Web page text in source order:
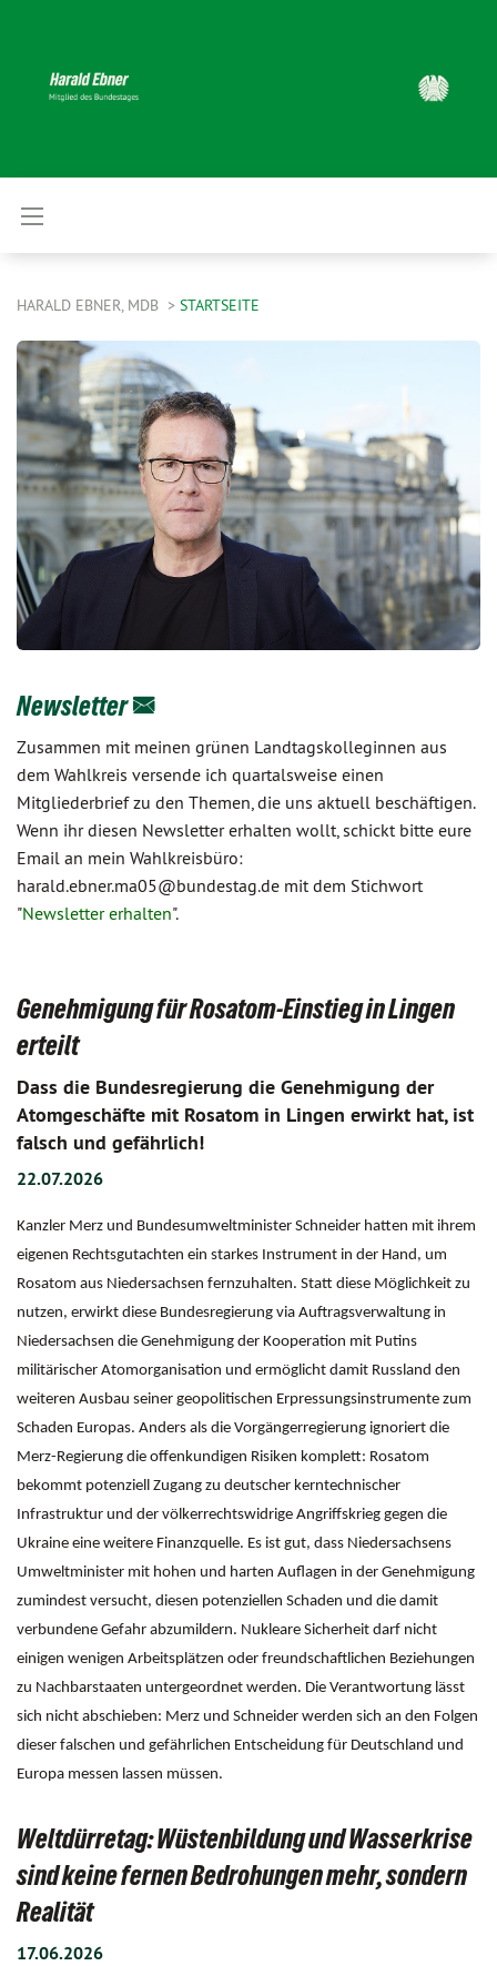
HARALD EBNER, MDB STARTSEITE
Newsletter
Zusammen mit meinen grünen Landtagskolleginnen aus
dem Wahlkreis versende ich quartalsweise einen
Mitgliederbrief zu den Themen, die uns aktuell beschäftigen.
Wenn ihr diesen Newsletter erhalten wollt, schickt bitte eure
Email an mein Wahlkreisbüro:
harald.ebner.ma05@bundestag.de mit dem Stichwort
"Newsletter erhalten".
Genehmigung für Rosatom-Einstieg in Lingen
erteilt
Dass die Bundesregierung die Genehmigung der
Atomgeschäfte mit Rosatom in Lingen erwirkt hat, ist
falsch und gefährlich!
22.07.2026
Kanzler Merz und Bundesumweltminister Schneider hatten mit ihrem
eigenen Rechtsgutachten ein starkes Instrument in der Hand, um
Rosatom aus Niedersachsen fernzuhalten. Statt diese Möglichkeit zu
nutzen, erwirkt diese Bundesregierung via Auftragsverwaltung in
Niedersachsen die Genehmigung der Kooperation mit Putins
militärischer Atomorganisation und ermöglicht damit Russland den
weiteren Ausbau seiner geopolitischen Erpressungsinstrumente zum
Schaden Europas. Anders als die Vorgängerregierung ignoriert die
Merz-Regierung die offenkundigen Risiken komplett: Rosatom
bekommt potenziell Zugang zu deutscher kerntechnischer
Infrastruktur und der völkerrechtswidrige Angriffskrieg gegen die
Ukraine eine weitere Finanzquelle. Es ist gut, dass Niedersachsens
Umweltminister mit hohen und harten Auflagen in der Genehmigung
zumindest versucht, diesen potenziellen Schaden und die damit
verbundene Gefahr abzumildern. Nukleare Sicherheit darf nicht
einigen wenigen Arbeitsplätzen oder freundschaftlichen Beziehungen
zu Nachbarstaaten untergeordnet werden. Die Verantwortung lässt
sich nicht abschieben: Merz und Schneider werden sich an den Folgen
dieser falschen und gefährlichen Entscheidung für Deutschland und
Europa messen lassen müssen.
Weltdürretag: Wüstenbildung und Wasserkrise
sind keine fernen Bedrohungen mehr, sondern
Realität
17.06.2026